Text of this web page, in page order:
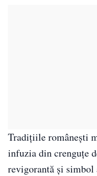
Tradițiile românești
infuzia din crenguțe
revigorantă și